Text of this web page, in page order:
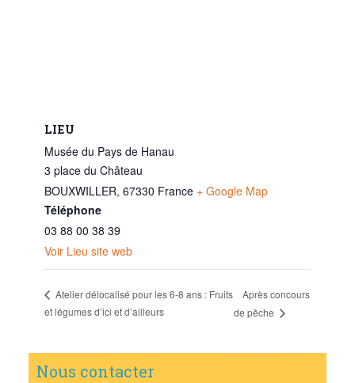
LIEU
Musée du Pays de Hanau
3 place du Château
BOUXWILLER, 67330 France + Google Map
Téléphone
03 88 00 38 39
Voir Lieu site web
Atelier délocalisé pour les 6-8 ans : Fruits
et légumes d’ici et d’ailleurs
Après concours
de pêche
Nous contacter